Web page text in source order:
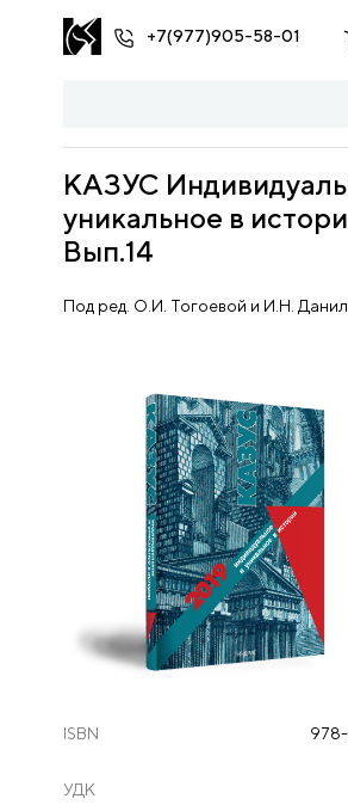
+7(977)905-58-01
КАЗУС
уникальное в
Вып.14
Под ред. О.И. Тогоевой и И.Н.
ISBN
УДК